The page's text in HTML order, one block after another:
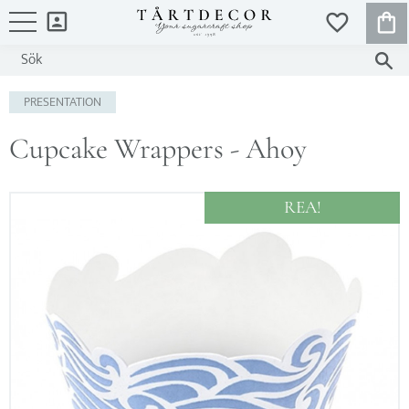
FAVORITER
PRESENTATION
Cupcake Wrappers - Ahoy
REA!